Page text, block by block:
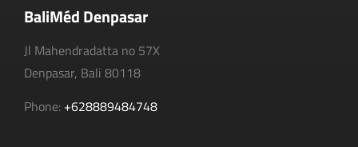
BaliMéd Denpasar
Jl Mahendradatta no 57X
Denpasar, Bali 80118
Phone: +628889484748